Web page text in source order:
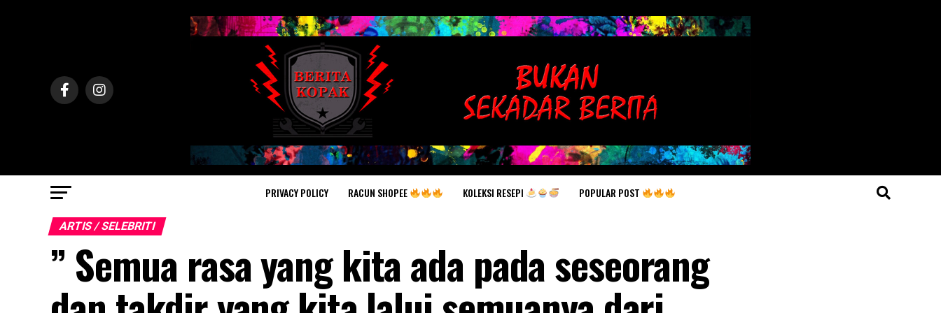
PRIVACY POLICY RACUN SHOPEE KOLEKSI RESEPI POPULAR POST
ARTIS / SELEBRITI
” Semua rasa yang kita ada pada seseorang